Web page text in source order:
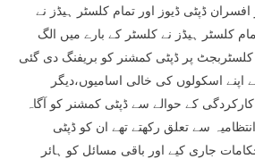
ڈپٹی ڈیوز اور تمام کلسٹر ہیڈز نے
کلسٹر ہیڈز نے کلسٹر کے بارے میں الگ
پر ڈپٹی کمشنر کو بریفنگ دی گئی
اپنے اسکولوں کی خالی اسامیوں،دیگر
کے حوالے سے ڈپٹی کمشنر کو آگاہ
سے تعلق رکھتے تھے ان کو ڈپٹی
جاری کیے اور باقی مسائل کو ہائر